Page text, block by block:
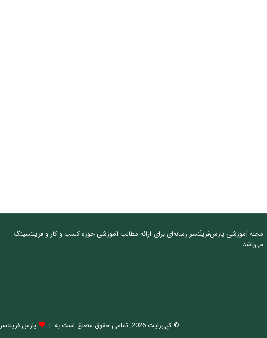
مجله آموزشی پارس‌فریلَنسر رسانه‌ای برای ارائه مطالب آموزشی حوزه کسب و کار و فریلنسینگ
می‌باشد.
© کپی‌رایت 2026, تمامی حقوق متعلق است به | پارس فریلنسر